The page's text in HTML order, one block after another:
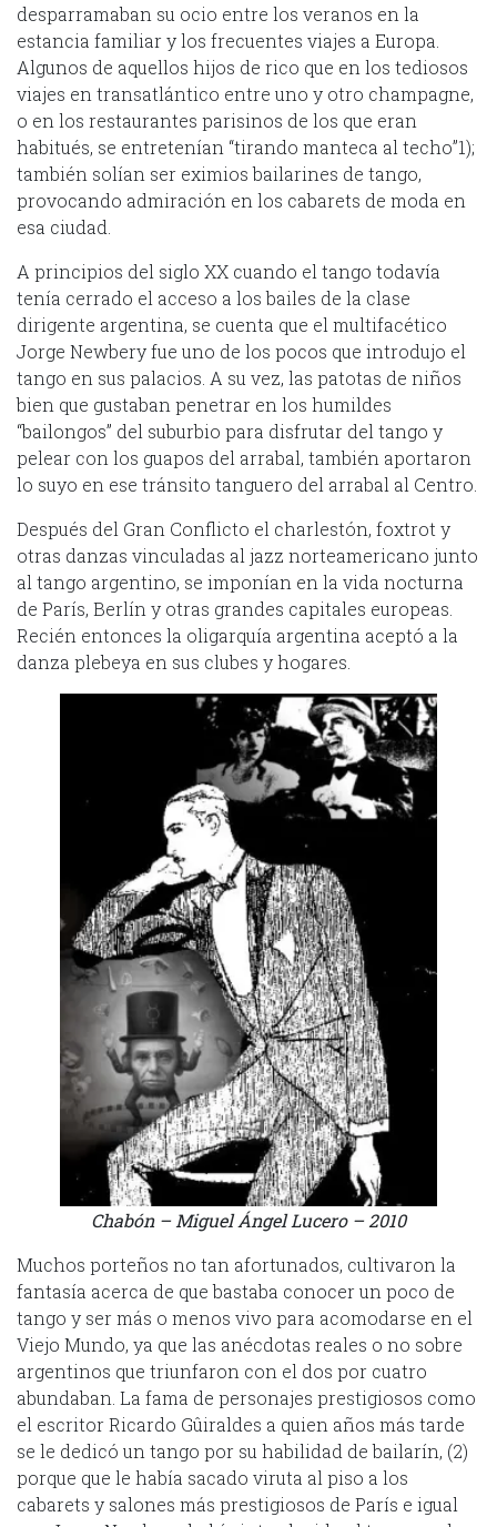
desparramaban su ocio entre los veranos en la
estancia familiar y los frecuentes viajes a Europa.
Algunos de aquellos hijos de rico que en los tediosos
viajes en transatlántico entre uno y otro champagne,
o en los restaurantes parisinos de los que eran
habitués, se entretenían “tirando manteca al techo”1);
también solían ser eximios bailarines de tango,
provocando admiración en los cabarets de moda en
esa ciudad.
A principios del siglo XX cuando el tango todavía
tenía cerrado el acceso a los bailes de la clase
dirigente argentina, se cuenta que el multifacético
Jorge Newbery fue uno de los pocos que introdujo el
tango en sus palacios. A su vez, las patotas de niños
bien que gustaban penetrar en los humildes
“bailongos” del suburbio para disfrutar del tango y
pelear con los guapos del arrabal, también aportaron
lo suyo en ese tránsito tanguero del arrabal al Centro.
Después del Gran Conflicto el charlestón, foxtrot y
otras danzas vinculadas al jazz norteamericano junto
al tango argentino, se imponían en la vida nocturna
de París, Berlín y otras grandes capitales europeas.
Recién entonces la oligarquía argentina aceptó a la
danza plebeya en sus clubes y hogares.
Chabón – Miguel Ángel Lucero – 2010
Muchos porteños no tan afortunados, cultivaron la
fantasía acerca de que bastaba conocer un poco de
tango y ser más o menos vivo para acomodarse en el
Viejo Mundo, ya que las anécdotas reales o no sobre
argentinos que triunfaron con el dos por cuatro
abundaban. La fama de personajes prestigiosos como
el escritor Ricardo Gûiraldes a quien años más tarde
se le dedicó un tango por su habilidad de bailarín, (2)
porque que le había sacado viruta al piso a los
cabarets y salones más prestigiosos de París e igual